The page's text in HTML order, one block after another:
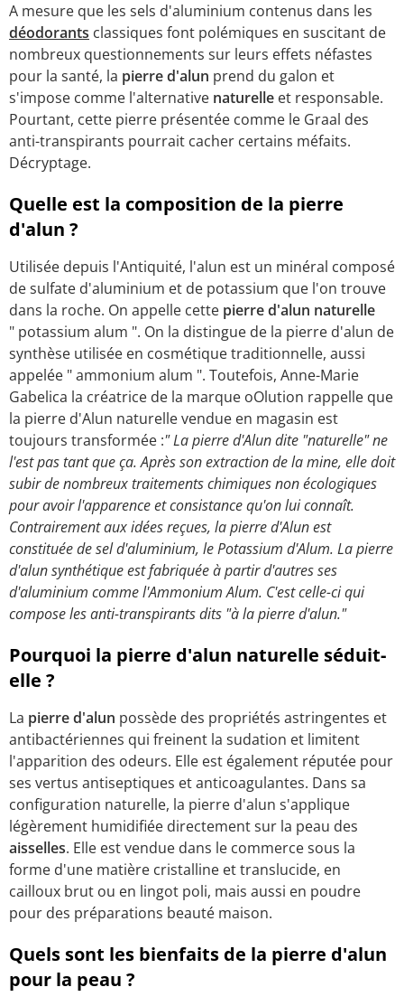
A mesure que les sels d'aluminium contenus dans les
déodorants classiques font polémiques en suscitant de
nombreux questionnements sur leurs effets néfastes
pour la santé, la pierre d'alun prend du galon et
s'impose comme l'alternative naturelle et responsable.
Pourtant, cette pierre présentée comme le Graal des
anti-transpirants pourrait cacher certains méfaits.
Décryptage.
Quelle est la composition de la pierre
d'alun ?
Utilisée depuis l'Antiquité, l'alun est un minéral composé
de sulfate d'aluminium et de potassium que l'on trouve
dans la roche. On appelle cette pierre d'alun naturelle
" potassium alum ". On la distingue de la pierre d'alun de
synthèse utilisée en cosmétique traditionnelle, aussi
appelée " ammonium alum ". Toutefois, Anne-Marie
Gabelica la créatrice de la marque oOlution rappelle que
la pierre d'Alun naturelle vendue en magasin est
toujours transformée :" La pierre d'Alun dite "naturelle" ne
l'est pas tant que ça. Après son extraction de la mine, elle doit
subir de nombreux traitements chimiques non écologiques
pour avoir l'apparence et consistance qu'on lui connaît.
Contrairement aux idées reçues, la pierre d'Alun est
constituée de sel d'aluminium, le Potassium d'Alum. La pierre
d'alun synthétique est fabriquée à partir d'autres ses
d'aluminium comme l'Ammonium Alum. C'est celle-ci qui
compose les anti-transpirants dits "à la pierre d'alun."
Pourquoi la pierre d'alun naturelle séduit-
elle ?
La pierre d'alun possède des propriétés astringentes et
antibactériennes qui freinent la sudation et limitent
l'apparition des odeurs. Elle est également réputée pour
ses vertus antiseptiques et anticoagulantes. Dans sa
configuration naturelle, la pierre d'alun s'applique
légèrement humidifiée directement sur la peau des
aisselles. Elle est vendue dans le commerce sous la
forme d'une matière cristalline et translucide, en
cailloux brut ou en lingot poli, mais aussi en poudre
pour des préparations beauté maison.
Quels sont les bienfaits de la pierre d'alun
pour la peau ?